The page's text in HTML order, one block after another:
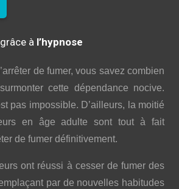
à l’hypnose
de fumer, vous savez combien
cette dépendance nocive.
pas impossible. D’ailleurs, la moitié
en âge adulte sont tout à fait
de fumer définitivement.
ont réussi à cesser de fumer des
par de nouvelles habitudes